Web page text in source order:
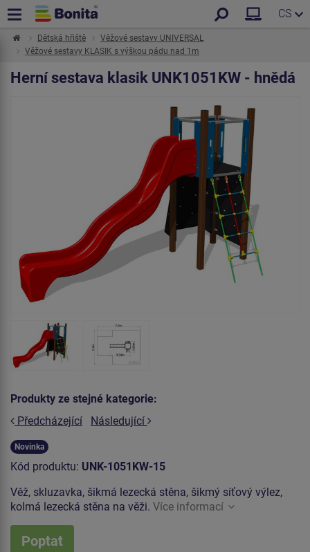
CS
Dětská hřiště
Věžové sestavy UNIVERSAL
Věžové sestavy KLASIK s výškou pádu nad 1m
Herní sestava klasik UNK1051KW - hnědá
Produkty ze stejné kategorie:
Předcházející
Následující
Novinka
Kód produktu: UNK-1051KW-15
Věž, skluzavka, šikmá lezecká stěna, šikmý síťový výlez,
kolmá lezecká stěna na věži. Více informací
Poptat